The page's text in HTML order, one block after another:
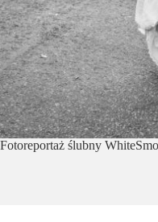
Fotoreportaż ślubny